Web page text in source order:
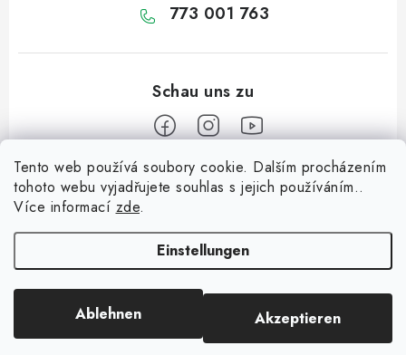
Tento web používá soubory cookie. Dalším procházením
tohoto webu vyjadřujete souhlas s jejich používáním..
Více informací zde.
Einstellungen
Ablehnen Akzeptieren
773 001 763
Informace pro vás
Kontaktieren Sie uns
Erstellt von Shoptet
Copyright 2026CENTROFLOR, s.r.o. . Alle Rechte vorbehalten.